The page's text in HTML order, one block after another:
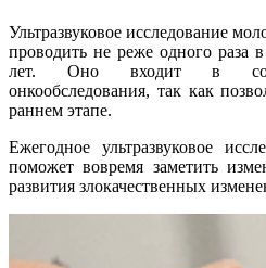
Ультразвуковое исследование
проводить не реже одного
лет. Оно входит в
онкообследования, так как
раннем этапе.
Ежегодное ультразвуковое
поможет вовремя заметить
развития злокачественных